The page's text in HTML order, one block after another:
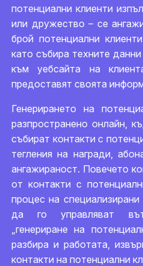
потенциални клиенти
или дружество – се
брой потенциални
като събира техните
към уебсайта на
предоставят своята
Генерирането на
разпространено онлайн,
събират контакти с
тегления на награди,
ангажираност. Повечето
от контакти с
процес на
да го управляват
„генериране на
разбира и работата,
контакти на потенциални